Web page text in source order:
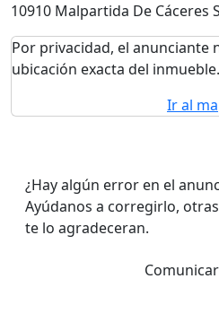
10910 Malpartida De Cáceres
Por privacidad, el anunciante
ubicación exacta del inmueble.
Ir al
¿Hay algún error en el
Ayúdanos a corregirlo,
te lo agradeceran.